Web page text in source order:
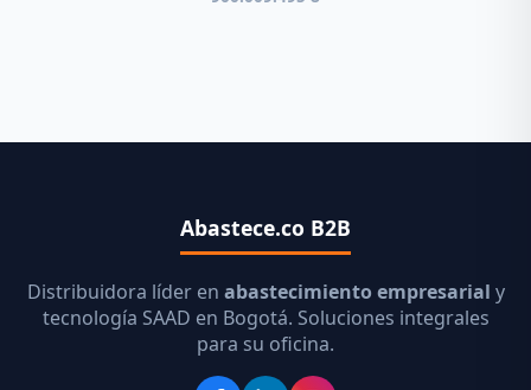
Abastece.co B2B
Distribuidora líder en abastecimiento empresarial y
tecnología SAAD en Bogotá. Soluciones integrales
para su oficina.